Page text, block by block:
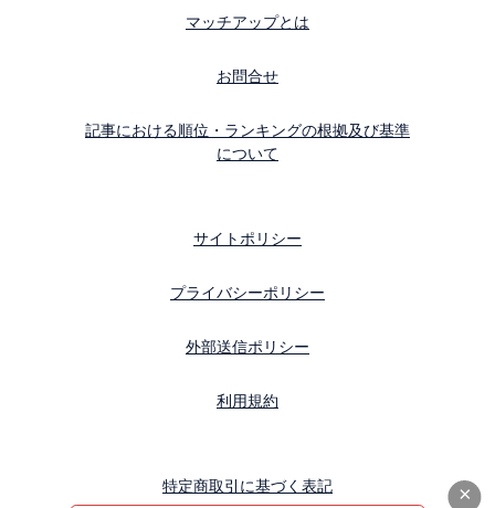
×
マッチアップとは
お問合せ
記事における順位・ランキングの根拠及び基準
について
サイトポリシー
プライバシーポリシー
外部送信ポリシー
利用規約
特定商取引に基づく表記